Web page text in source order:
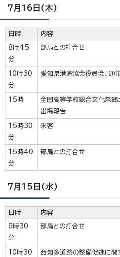
7月16日(木)
日時 内容
8時45
分
部局との打合せ
10時30
分
愛知県港湾協会役員会、通
15時
全国高等学校総合文化祭郷
出場報告
15時30
分
来客
15時40
分
部局との打合せ
7月15日(水)
日時 内容
8時30
分
部局との打合せ
10時30
西知多道路の整備促進に関